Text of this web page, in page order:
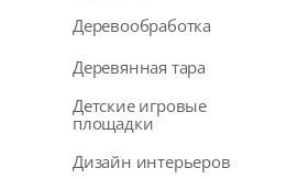
Деревообработка
Деревянная тара
Детские игровые
площадки
Дизайн интерьеров